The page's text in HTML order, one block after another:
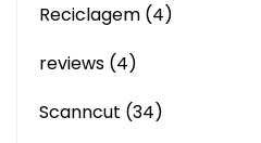
Reciclagem (4)
reviews (4)
Scanncut (34)